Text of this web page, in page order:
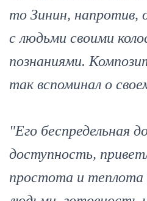
то Зинин, напротив,
с людьми своими
познаниями.
так вспоминал о
"Его беспредельная
доступность,
простота и теплота